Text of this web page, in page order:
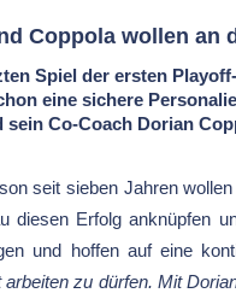
Coppola wollen an
Spiel der ersten
eine sichere
sein Co-Coach Dorian
seit sieben Jahren
diesen Erfolg anknüpfen
und hoffen auf eine
zu dürfen. Mit